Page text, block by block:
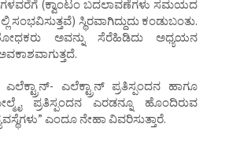
(ಕ್ವಾಂಟಂ ಬದಲಾವಣೆಗಳು ಸಮಯದ
ಸಂಭವಿಸುತ್ತವೆ) ಸ್ಥಿರವಾಗಿದ್ದುದು ಕಂಡುಬಂತು.
ಅವನ್ನು ಸೆರೆಹಿಡಿದು ಅಧ್ಯಯನ
ಎಲೆಕ್ಟ್ರಾನ್ ಪ್ರತಿಸ್ಪಂದನ ಹಾಗೂ
ಪ್ರತಿಸ್ಪಂದನ ಎರಡನ್ನೂ ಹೊಂದಿರುವ
ಎಂದೂ ನೇಹಾ ವಿವರಿಸುತ್ತಾರೆ.